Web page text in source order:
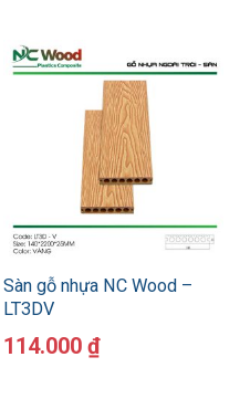
Sàn gỗ nhựa NC Wood –
LT3DV
114.000 ₫